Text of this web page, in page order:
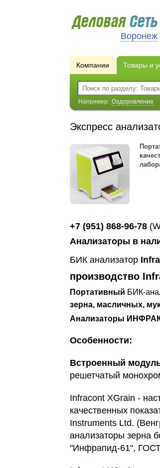
Воронеж
Компании Товары и
Например: Оздоровление
Экспресс
+7 (951) 868-96-78
Анализаторы в
БИК анализатор
производство
Портативный БИК-
зерна, масличных,
Анализаторы
Особенности:
Встроенный
решетчатый
Infracont XGrain -
качественных
Instruments Ltd.
анализаторы зерна
"Инфрапид-61",